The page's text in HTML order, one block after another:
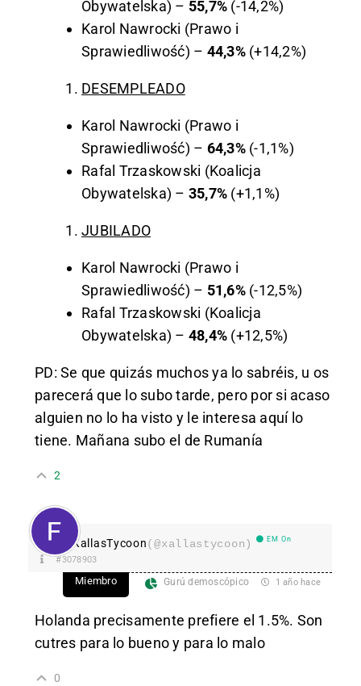
Obywatelska) – 55,7% (-14,2%)
Karol Nawrocki (Prawo i
Sprawiedliwość) – 44,3% (+14,2%)
DESEMPLEADO
Karol Nawrocki (Prawo i
Sprawiedliwość) – 64,3% (-1,1%)
Rafal Trzaskowski (Koalicja
Obywatelska) – 35,7% (+1,1%)
JUBILADO
Karol Nawrocki (Prawo i
Sprawiedliwość) – 51,6% (-12,5%)
Rafal Trzaskowski (Koalicja
Obywatelska) – 48,4% (+12,5%)
PD: Se que quizás muchos ya lo sabréis, u os
parecerá que lo subo tarde, pero por si acaso
alguien no lo ha visto y le interesa aquí lo
tiene. Mañana subo el de Rumanía
2
XallasTycoon(@xallastycoon) EM On
#3078903
Miembro Gurú demoscópico 1 año hace
Holanda precisamente prefiere el 1.5%. Son
cutres para lo bueno y para lo malo
0